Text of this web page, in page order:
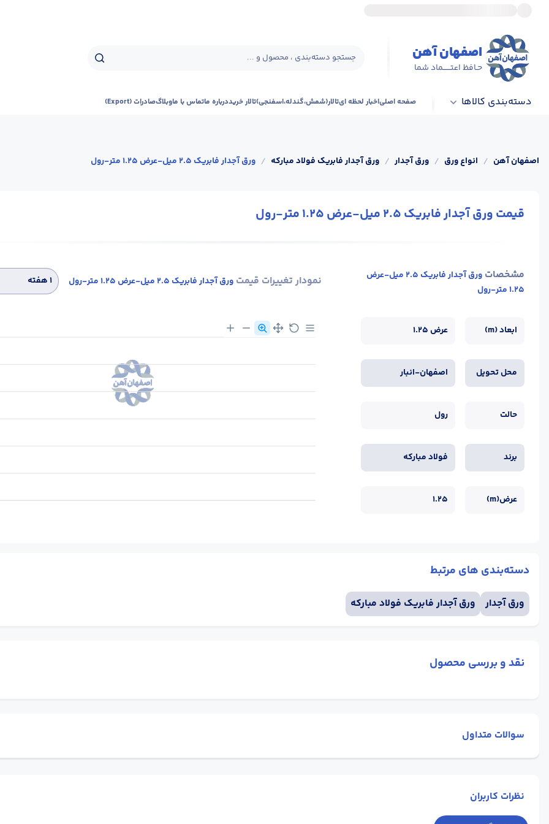
اصفهان آهن
حـافظ اعتــــــماد شما
جستجو دسته‌بندی ، محصول و ...
دسته‌بندی کالاها صفحه اصلیاخبار لحظه ایتالار(شمش،گندله،اسفنجی)تالار خریددرباره ماتماس با ماوبلاگصادرات (Export)
اصفهان آهن / انواع ورق / ورق آجدار / ورق آجدار فابریک فولاد مبارکه / ورق آجدار فابریک 2.5 میل-عرض 1.25 متر-رول
قیمت ورق آجدار فابریک 2.5 میل-عرض 1.25 متر-رول
مشخصات
ورق آجدار فابریک 2.5 میل-عرض
1.25 متر-رول
ابعاد (m) عرض 1.25
محل تحویل اصفهان-انبار
حالت رول
برند فولاد مبارکه
عرض(m) 1.25
نمودار تغییرات قیمت ورق آجدار فابریک 2.5 میل-عرض 1.25 متر-رول ۱ هفته
دسته‌بندی های مرتبط
ورق آجدار ورق آجدار فابریک فولاد مبارکه
نقد و بررسی محصول
سوالات متداول
نظرات کاربران